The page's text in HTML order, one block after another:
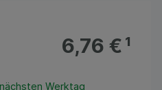
6,76 €¹
Werktag